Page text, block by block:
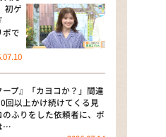
ンなり！シーズン２
す旅サラダ
ュースライブ 正義の
夢のカタチ～
初ゲ
ポで
ープ』「カヨコか？」間違
回以上かけ続けてくる見
ふりをした依頼者に、ポ
…